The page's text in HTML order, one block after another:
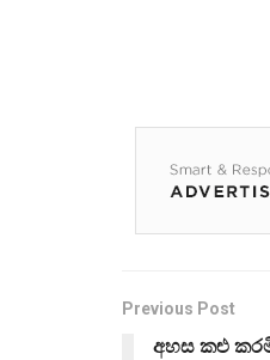
Previous Post
අහස කළු